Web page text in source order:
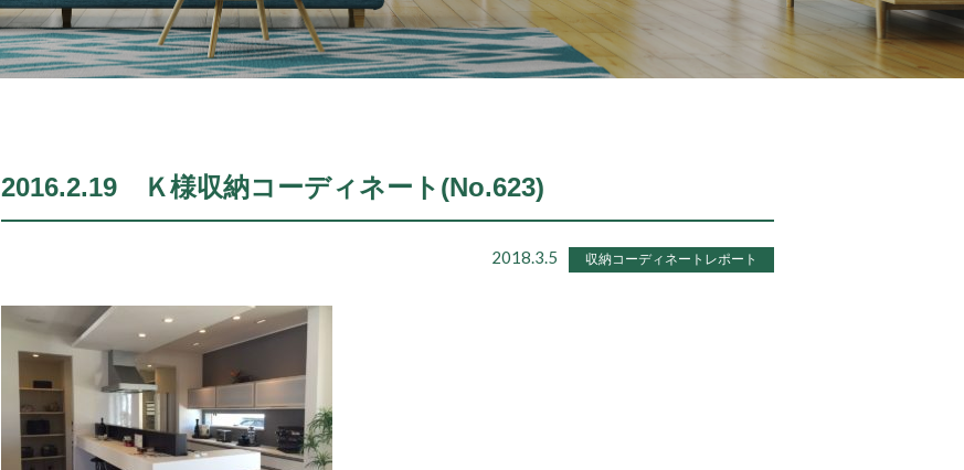
2016.2.19 Ｋ様収納コーディネート(No.623)
2018.3.5 収納コーディネートレポート